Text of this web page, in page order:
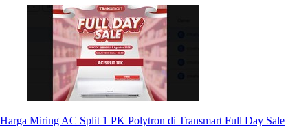
Harga Miring AC Split 1 PK Polytron di Transmart Full Day Sale